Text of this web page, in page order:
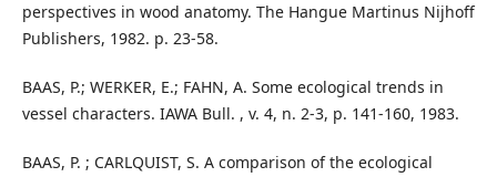
perspectives in wood anatomy. The Hangue Martinus Nijhoff
Publishers, 1982. p. 23-58.
BAAS, P.; WERKER, E.; FAHN, A. Some ecological trends in
vessel characters. IAWA Bull. , v. 4, n. 2-3, p. 141-160, 1983.
BAAS, P. ; CARLQUIST, S. A comparison of the ecological